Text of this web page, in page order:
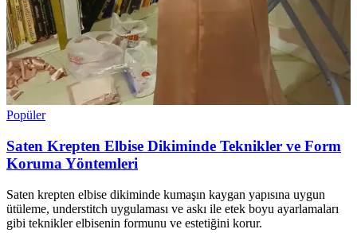
Popüler
Saten Krepten Elbise Dikiminde Teknikler ve Form
Koruma Yöntemleri
Saten krepten elbise dikiminde kumaşın kaygan yapısına uygun
ütüleme, understitch uygulaması ve askı ile etek boyu ayarlamaları
gibi teknikler elbisenin formunu ve estetiğini korur.